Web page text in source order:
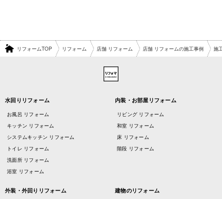
リフォームTOP リフォーム 店舗 リフォーム 店舗 リフォームの施工事例 施
水回りリフォーム
お風呂 リフォーム
キッチン リフォーム
システムキッチン リフォーム
トイレ リフォーム
洗面所 リフォーム
浴室 リフォーム
内装・お部屋リフォーム
リビング リフォーム
和室 リフォーム
床 リフォーム
階段 リフォーム
外装・外回りリフォーム 建物のリフォーム